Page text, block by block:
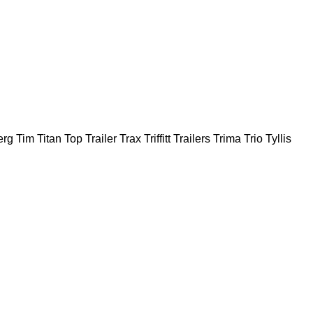
Tim Titan Top Trailer Trax Triffitt Trailers Trima Trio Tyllis